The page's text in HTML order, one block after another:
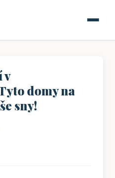
v
domy na
sny!